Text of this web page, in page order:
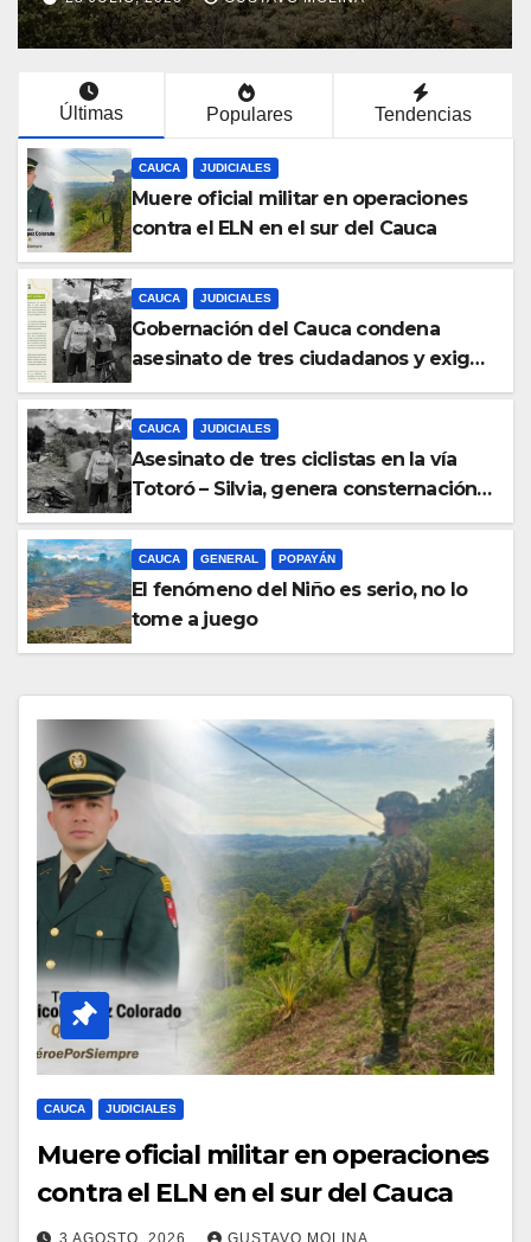
Cauca
Últimas Populares Tendencias
CAUCA JUDICIALES
Muere oficial militar en operaciones
contra el ELN en el sur del Cauca
CAUCA JUDICIALES
Gobernación del Cauca condena
asesinato de tres ciudadanos y exige
medidas urgentes al Gobierno
Nacional
CAUCA JUDICIALES
Asesinato de tres ciclistas en la vía
Totoró – Silvia, genera consternación
en el Cauca
CAUCA GENERAL POPAYÁN
El fenómeno del Niño es serio, no lo
tome a juego
CAUCA JUDICIALES
Muere oficial militar en operaciones
contra el ELN en el sur del Cauca